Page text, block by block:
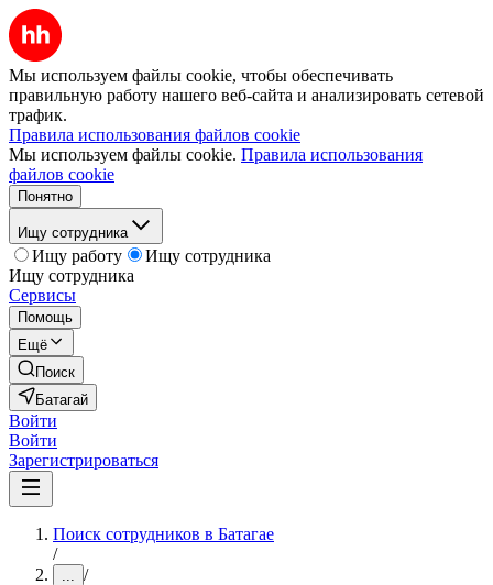
Мы используем файлы cookie, чтобы обеспечивать
правильную работу нашего веб-сайта и анализировать сетевой
трафик.
Правила использования файлов cookie
Мы используем файлы cookie. Правила использования
файлов cookie
Понятно
Ищу сотрудника
Ищу работу
Ищу сотрудника
Ищу сотрудника
Сервисы
Помощь
Ещё
Поиск
Батагай
Войти
Войти
Зарегистрироваться
Поиск сотрудников в Батагае
/
... /